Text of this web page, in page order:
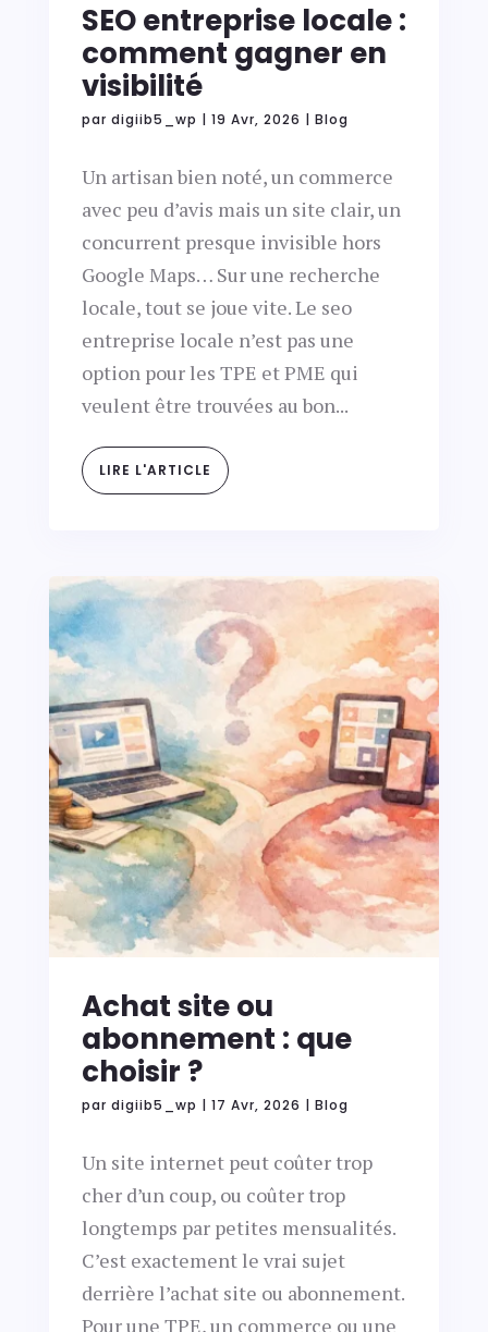
SEO entreprise locale :
comment gagner en
visibilité
par digiib5_wp | 19 Avr, 2026 | Blog
Un artisan bien noté, un commerce
avec peu d’avis mais un site clair, un
concurrent presque invisible hors
Google Maps… Sur une recherche
locale, tout se joue vite. Le seo
entreprise locale n’est pas une
option pour les TPE et PME qui
veulent être trouvées au bon...
LIRE L'ARTICLE
Achat site ou
abonnement : que
choisir ?
par digiib5_wp | 17 Avr, 2026 | Blog
Un site internet peut coûter trop
cher d’un coup, ou coûter trop
longtemps par petites mensualités.
C’est exactement le vrai sujet
derrière l’achat site ou abonnement.
Pour une TPE, un commerce ou une